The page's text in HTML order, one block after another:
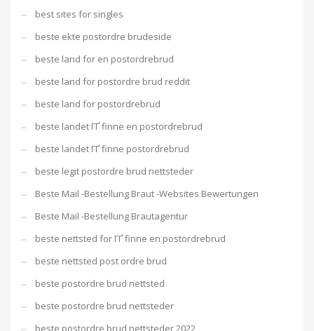
best sites for singles
beste ekte postordre brudeside
beste land for en postordrebrud
beste land for postordre brud reddit
beste land for postordrebrud
beste landet ГҐ finne en postordrebrud
beste landet ГҐ finne postordrebrud
beste legit postordre brud nettsteder
Beste Mail -Bestellung Braut -Websites Bewertungen
Beste Mail -Bestellung Brautagentur
beste nettsted for ГҐ finne en postordrebrud
beste nettsted post ordre brud
beste postordre brud nettsted
beste postordre brud nettsteder
beste postordre brud nettsteder 2022